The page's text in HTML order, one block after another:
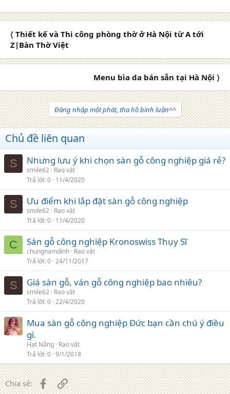
〈 Thiết kế và Thi công phòng thờ ở Hà Nội từ A tới
Z|Bàn Thờ Việt
Menu bìa da bán sẵn tại Hà Nội 〉
Đăng nhập một phát, tha hồ bình luận^^
Chủ đề liên quan
S Nhưng lưu ý khi chọn sàn gỗ công nghiệp giá rẻ?
smile62 Rao vặt
Trả lời 0 11/4/2020
S Ưu điểm khi lắp đặt sàn gỗ công nghiệp
smile62 Rao vặt
Trả lời 0 11/4/2020
C Sàn gỗ công nghiệp Kronoswiss Thụy Sĩ
chungnamdinh Rao vặt
Trả lời 0 24/11/2017
S Giá sàn gỗ, ván gỗ công nghiệp bao nhiêu?
smile62 Rao vặt
Trả lời 0 22/4/2020
Mua sàn gỗ công nghiệp Đức bạn cần chú ý điều
gì.
Hạt Nắng Rao vặt
Trả lời 0 9/1/2018
Chia sẻ: FacebookLiên kết